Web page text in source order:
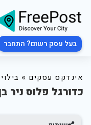
בעל עסק רשום? התחבר
אינדקס עסקים »
כדורגל פלוס ניר